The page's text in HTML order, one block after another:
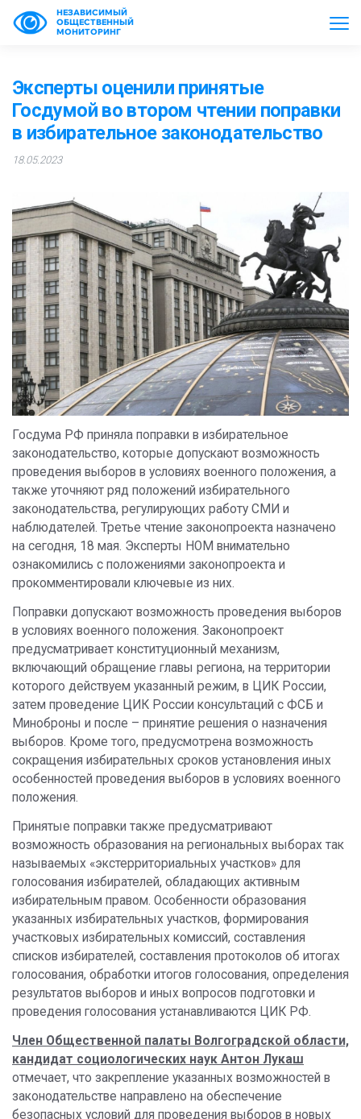
НЕЗАВИСИМЫЙ
ОБЩЕСТВЕННЫЙ
МОНИТОРИНГ
Эксперты оценили принятые
Госдумой во втором чтении поправки
в избирательное законодательство
18.05.2023
Госдума РФ приняла поправки в избирательное
законодательство, которые допускают возможность
проведения выборов в условиях военного положения, а
также уточняют ряд положений избирательного
законодательства, регулирующих работу СМИ и
наблюдателей. Третье чтение законопроекта назначено
на сегодня, 18 мая. Эксперты НОМ внимательно
ознакомились с положениями законопроекта и
прокомментировали ключевые из них.
Поправки допускают возможность проведения выборов
в условиях военного положения. Законопроект
предусматривает конституционный механизм,
включающий обращение главы региона, на территории
которого действуем указанный режим, в ЦИК России,
затем проведение ЦИК России консультаций с ФСБ и
Миноброны и после – принятие решения о назначения
выборов. Кроме того, предусмотрена возможность
сокращения избирательных сроков установления иных
особенностей проведения выборов в условиях военного
положения.
Принятые поправки также предусматривают
возможность образования на региональных выборах так
называемых «экстерриториальных участков» для
голосования избирателей, обладающих активным
избирательным правом. Особенности образования
указанных избирательных участков, формирования
участковых избирательных комиссий, составления
списков избирателей, составления протоколов об итогах
голосования, обработки итогов голосования, определения
результатов выборов и иных вопросов подготовки и
проведения голосования устанавливаются ЦИК РФ.
Член Общественной палаты Волгоградской области,
кандидат социологических наук Антон Лукаш
отмечает, что закрепление указанных возможностей в
законодательстве направлено на обеспечение
безопасных условий для проведения выборов в новых